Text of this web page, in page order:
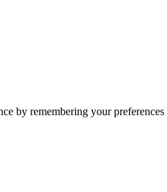
by remembering your